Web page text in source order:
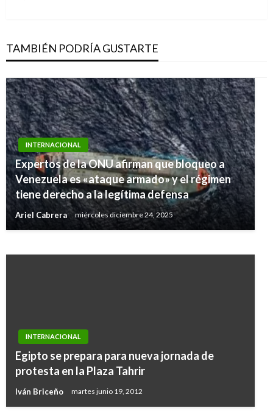
TAMBIÉN PODRÍA GUSTARTE
INTERNACIONAL
Expertos de la ONU afirman que bloqueo a
Venezuela es «ataque armado» y el régimen
tiene derecho a la legítima defensa
Ariel Cabrera miércoles diciembre 24, 2025
INTERNACIONAL
Ataque terrorista con coche bomba causa 50
muertos y 87 heridos en ciudad del sur de Irak
jueves septiembre 14, 2017
INTERNACIONAL
Egipto se prepara para nueva jornada de
protesta en la Plaza Tahrir
Iván Briceño martes junio 19, 2012